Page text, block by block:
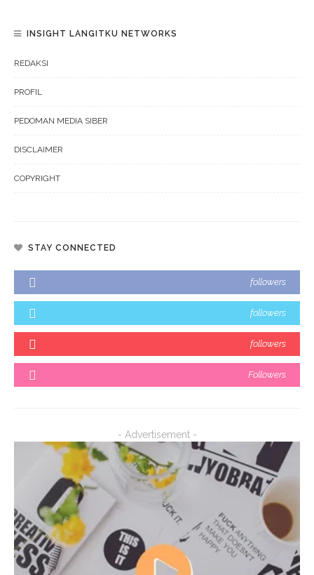
INSIGHT LANGITKU NETWORKS
REDAKSI
PROFIL
PEDOMAN MEDIA SIBER
DISCLAIMER
COPYRIGHT
STAY CONNECTED
followers
followers
followers
Followers
- Advertisement -